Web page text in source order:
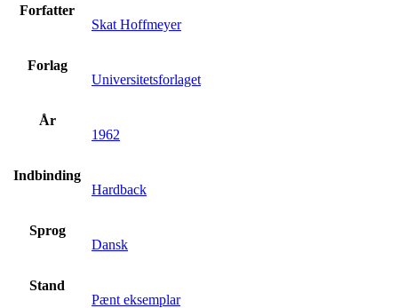
Forfatter
Skat Hoffmeyer
Forlag
Universitetsforlaget
År
1962
Indbinding
Hardback
Sprog
Dansk
Stand
Pænt eksemplar